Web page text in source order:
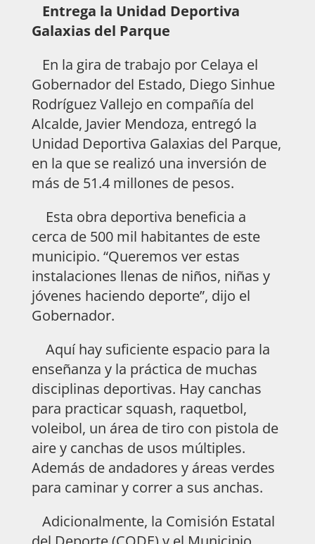
Entrega la Unidad Deportiva
Galaxias del Parque
En la gira de trabajo por Celaya el
Gobernador del Estado, Diego Sinhue
Rodríguez Vallejo en compañía del
Alcalde, Javier Mendoza, entregó la
Unidad Deportiva Galaxias del Parque,
en la que se realizó una inversión de
más de 51.4 millones de pesos.
Esta obra deportiva beneficia a
cerca de 500 mil habitantes de este
municipio. “Queremos ver estas
instalaciones llenas de niños, niñas y
jóvenes haciendo deporte”, dijo el
Gobernador.
Aquí hay suficiente espacio para la
enseñanza y la práctica de muchas
disciplinas deportivas. Hay canchas
para practicar squash, raquetbol,
voleibol, un área de tiro con pistola de
aire y canchas de usos múltiples.
Además de andadores y áreas verdes
para caminar y correr a sus anchas.
Adicionalmente, la Comisión Estatal